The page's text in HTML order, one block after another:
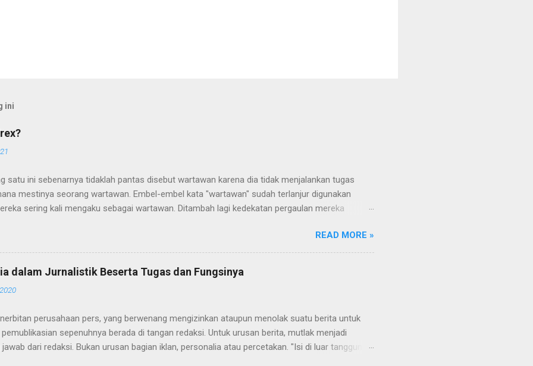
ini
satu ini sebenarnya tidaklah pantas disebut wartawan karena dia tidak menjalankan tugas
mestinya seorang wartawan. Embel-embel kata "wartawan" sudah terlanjur digunakan
sering kali mengaku sebagai wartawan. Ditambah lagi kedekatan pergaulan mereka
adalah para WTS (Wartawan Tanpa Suratkabar) atau juga sering disebut "Wartawan
para WTS atau wartawan bodrex sering mengikuti acara-acara yang juga dihadiri oleh
seperti konfrensi pers, seminar, diskusi, pameran dan pertemuan para pengusaha.
ada pula diantara orang-orang itu yang mendapatkan sumber berita secara langsung dari pejabat
yang mereka temua. Para Bodrex itu datang sebagaimana wartawan sungguhan. Mereka
READ MORE »
dalam Jurnalistik Beserta Tugas dan Fungsinya
perusahaan pers, yang berwenang mengizinkan ataupun menolak suatu berita untuk
sepenuhnya berada di tangan redaksi. Untuk urusan berita, mutlak menjadi
dari redaksi. Bukan urusan bagian iklan, personalia atau percetakan. "Isi di luar tanggung